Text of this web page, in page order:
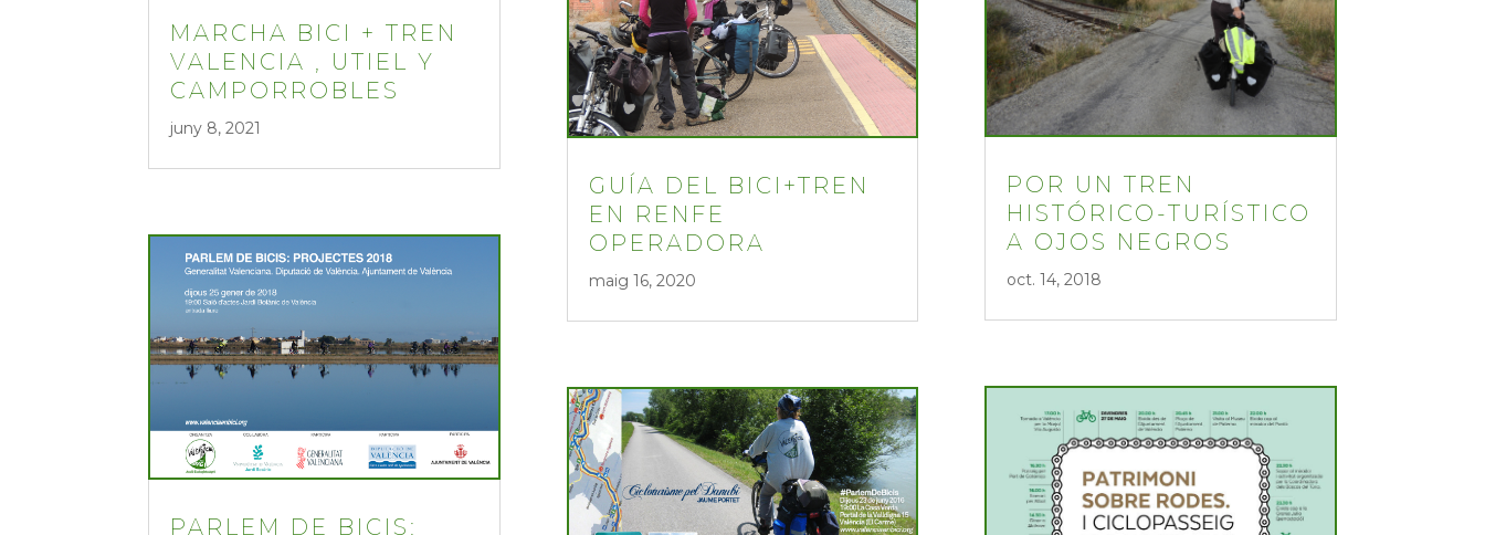
MARCHA BICI + TREN
VALENCIA , UTIEL Y
CAMPORROBLES
juny 8, 2021
PARLEM DE BICIS:
GUÍA DEL BICI+TREN
EN RENFE
OPERADORA
maig 16, 2020
POR UN TREN
HISTÓRICO-TURÍSTICO
A OJOS NEGROS
oct. 14, 2018